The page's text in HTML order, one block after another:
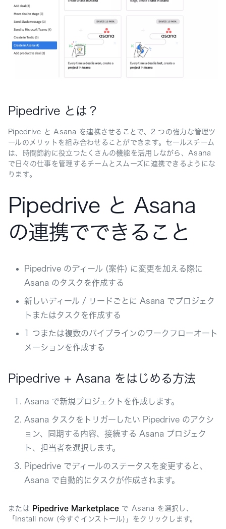
Pipedrive とは？
Pipedrive と Asana を連携させることで、2 つの強力な管理ツ
ールのメリットを組み合わせることができます。セールスチーム
は、時間節約に役立つたくさんの機能を活用しながら、Asana
で日々の仕事を管理するチームとスムーズに連携できるようにな
ります。
Pipedrive と Asana
の連携でできること
Pipedrive のディール (案件) に変更を加える際に
Asana のタスクを作成する
新しいディール / リードごとに Asana でプロジェク
トまたはタスクを作成する
1 つまたは複数のパイプラインのワークフローオート
メーションを作成する
Pipedrive + Asana をはじめる方法
Asana で新規プロジェクトを作成します。
Asana タスクをトリガーしたい Pipedrive のアクシ
ョン、同期する内容、接続する Asana プロジェク
ト、担当者を選択します。
Pipedrive でディールのステータスを変更すると、
Asana で自動的にタスクが作成されます。
または Pipedrive Marketplace で Asana を選択し、
「Install now (今すぐインストール)」をクリックします。